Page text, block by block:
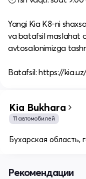
Yangi Kia K8-ni
va batafsil maslahat
avtosalonimizga
Batafsil: https://
Kia Bukhara
11 автомобилей
Бухарская область,
Рекомендации